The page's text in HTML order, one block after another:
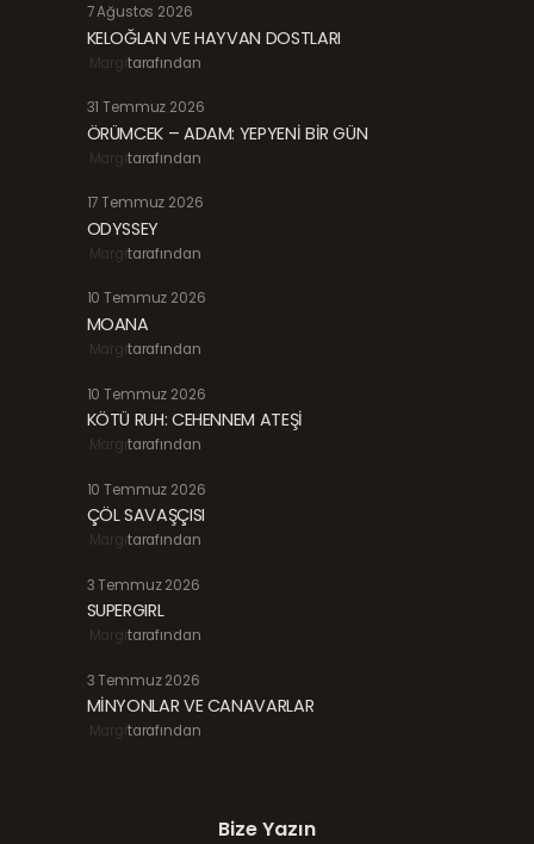
7 Ağustos 2026
KELOĞLAN VE HAYVAN DOSTLARI
Margitarafından
31 Temmuz 2026
ÖRÜMCEK – ADAM: YEPYENİ BİR GÜN
Margitarafından
17 Temmuz 2026
ODYSSEY
Margitarafından
10 Temmuz 2026
MOANA
Margitarafından
10 Temmuz 2026
KÖTÜ RUH: CEHENNEM ATEŞİ
Margitarafından
10 Temmuz 2026
ÇÖL SAVAŞÇISI
Margitarafından
3 Temmuz 2026
SUPERGIRL
Margitarafından
3 Temmuz 2026
MİNYONLAR VE CANAVARLAR
Margitarafından
Bize Yazın